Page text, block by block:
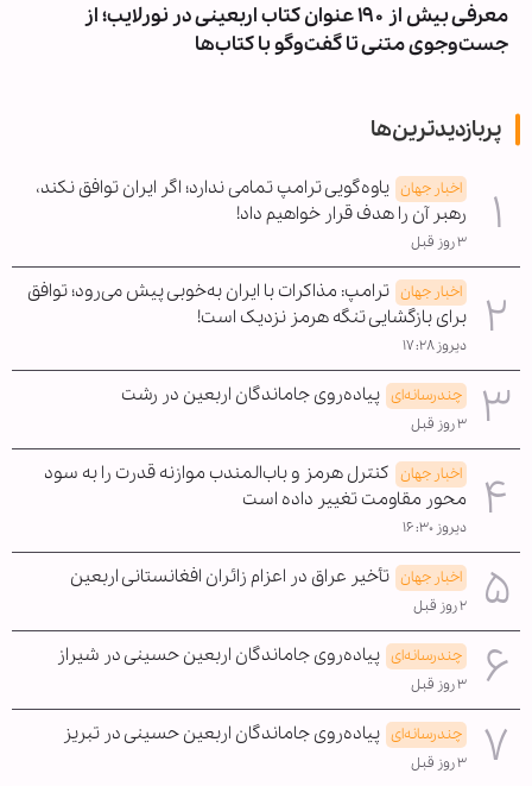
معرفی بیش از ۱۹۰ عنوان کتاب اربعینی در نورلایب؛ از
جست‌وجوی متنی تا گفت‌وگو با کتاب‌ها
پربازدیدترین‌ها
اخبار جهان یاوه‌گویی ترامپ تمامی ندارد؛ اگر ایران توافق نکند،
رهبر آن را هدف قرار خواهیم داد!
۳ روز قبل
اخبار جهان ترامپ: مذاکرات با ایران به‌خوبی پیش می‌رود؛ توافق
برای بازگشایی تنگه هرمز نزدیک است!
دیروز ۱۷:۲۸
چندرسانه‌ای پیاده‌روی جاماندگان اربعین در رشت
۳ روز قبل
اخبار جهان کنترل هرمز و باب‌المندب موازنه قدرت را به سود
محور مقاومت تغییر داده است
دیروز ۱۶:۳۰
اخبار جهان تأخیر عراق در اعزام زائران افغانستانی اربعین
۲ روز قبل
چندرسانه‌ای پیاده‌روی جاماندگان اربعین حسینی در شیراز
۳ روز قبل
چندرسانه‌ای پیاده‌روی جاماندگان اربعین حسینی در تبریز
۳ روز قبل